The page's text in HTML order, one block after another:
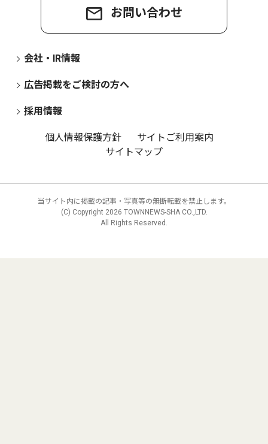
お問い合わせ
会社・IR情報
広告掲載をご検討の方へ
採用情報
個人情報保護方針
サイトご利用案内
サイトマップ
当サイト内に掲載の記事・写真等の無断転載を禁止します。
(C) Copyright 2026 TOWNNEWS-SHA CO.,LTD.
All Rights Reserved.